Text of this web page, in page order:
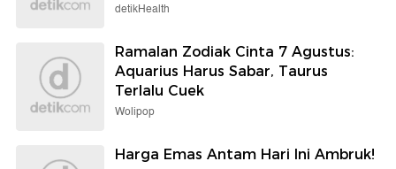
detikHealth
Ramalan Zodiak Cinta 7 Agustus:
Aquarius Harus Sabar, Taurus
Terlalu Cuek
Wolipop
Harga Emas Antam Hari Ini Ambruk!